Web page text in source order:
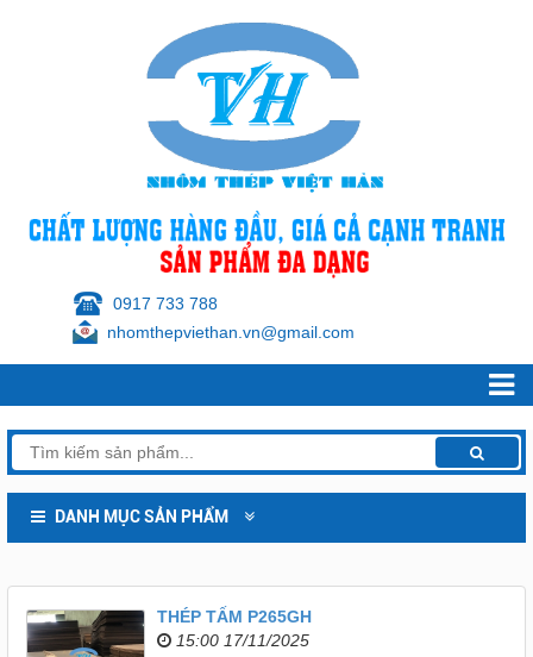
0917 733 788
nhomthepviethan.vn@gmail.com
DANH MỤC SẢN PHẨM
THÉP TẤM P265GH
15:00 17/11/2025